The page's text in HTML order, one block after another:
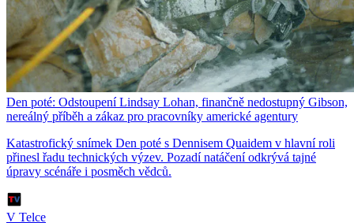
Den poté: Odstoupení Lindsay Lohan, finančně nedostupný Gibson,
nereálný příběh a zákaz pro pracovníky americké agentury
Katastrofický snímek Den poté s Dennisem Quaidem v hlavní roli
přinesl řadu technických výzev. Pozadí natáčení odkrývá tajné
úpravy scénáře i posměch vědců.
V Telce